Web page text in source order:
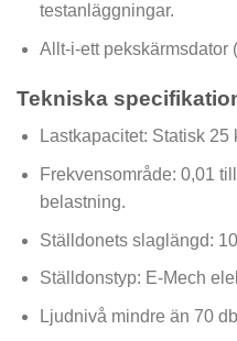
testanläggningar.
Allt-i-ett pekskärmsdator
Tekniska
Lastkapacitet: Statisk
Frekvensområde: 0,01
belastning.
Ställdonets slaglängd:
Ställdonstyp: E-Mech
Ljudnivå mindre än 70